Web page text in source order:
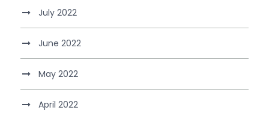
July 2022
June 2022
May 2022
April 2022